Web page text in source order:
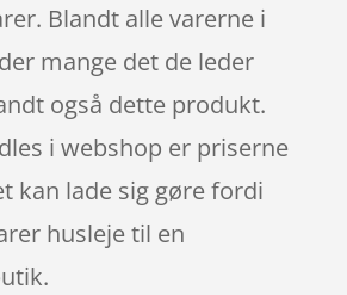
Blandt alle varerne i
mange det de leder
også dette produkt.
i webshop er priserne
kan lade sig gøre fordi
husleje til en